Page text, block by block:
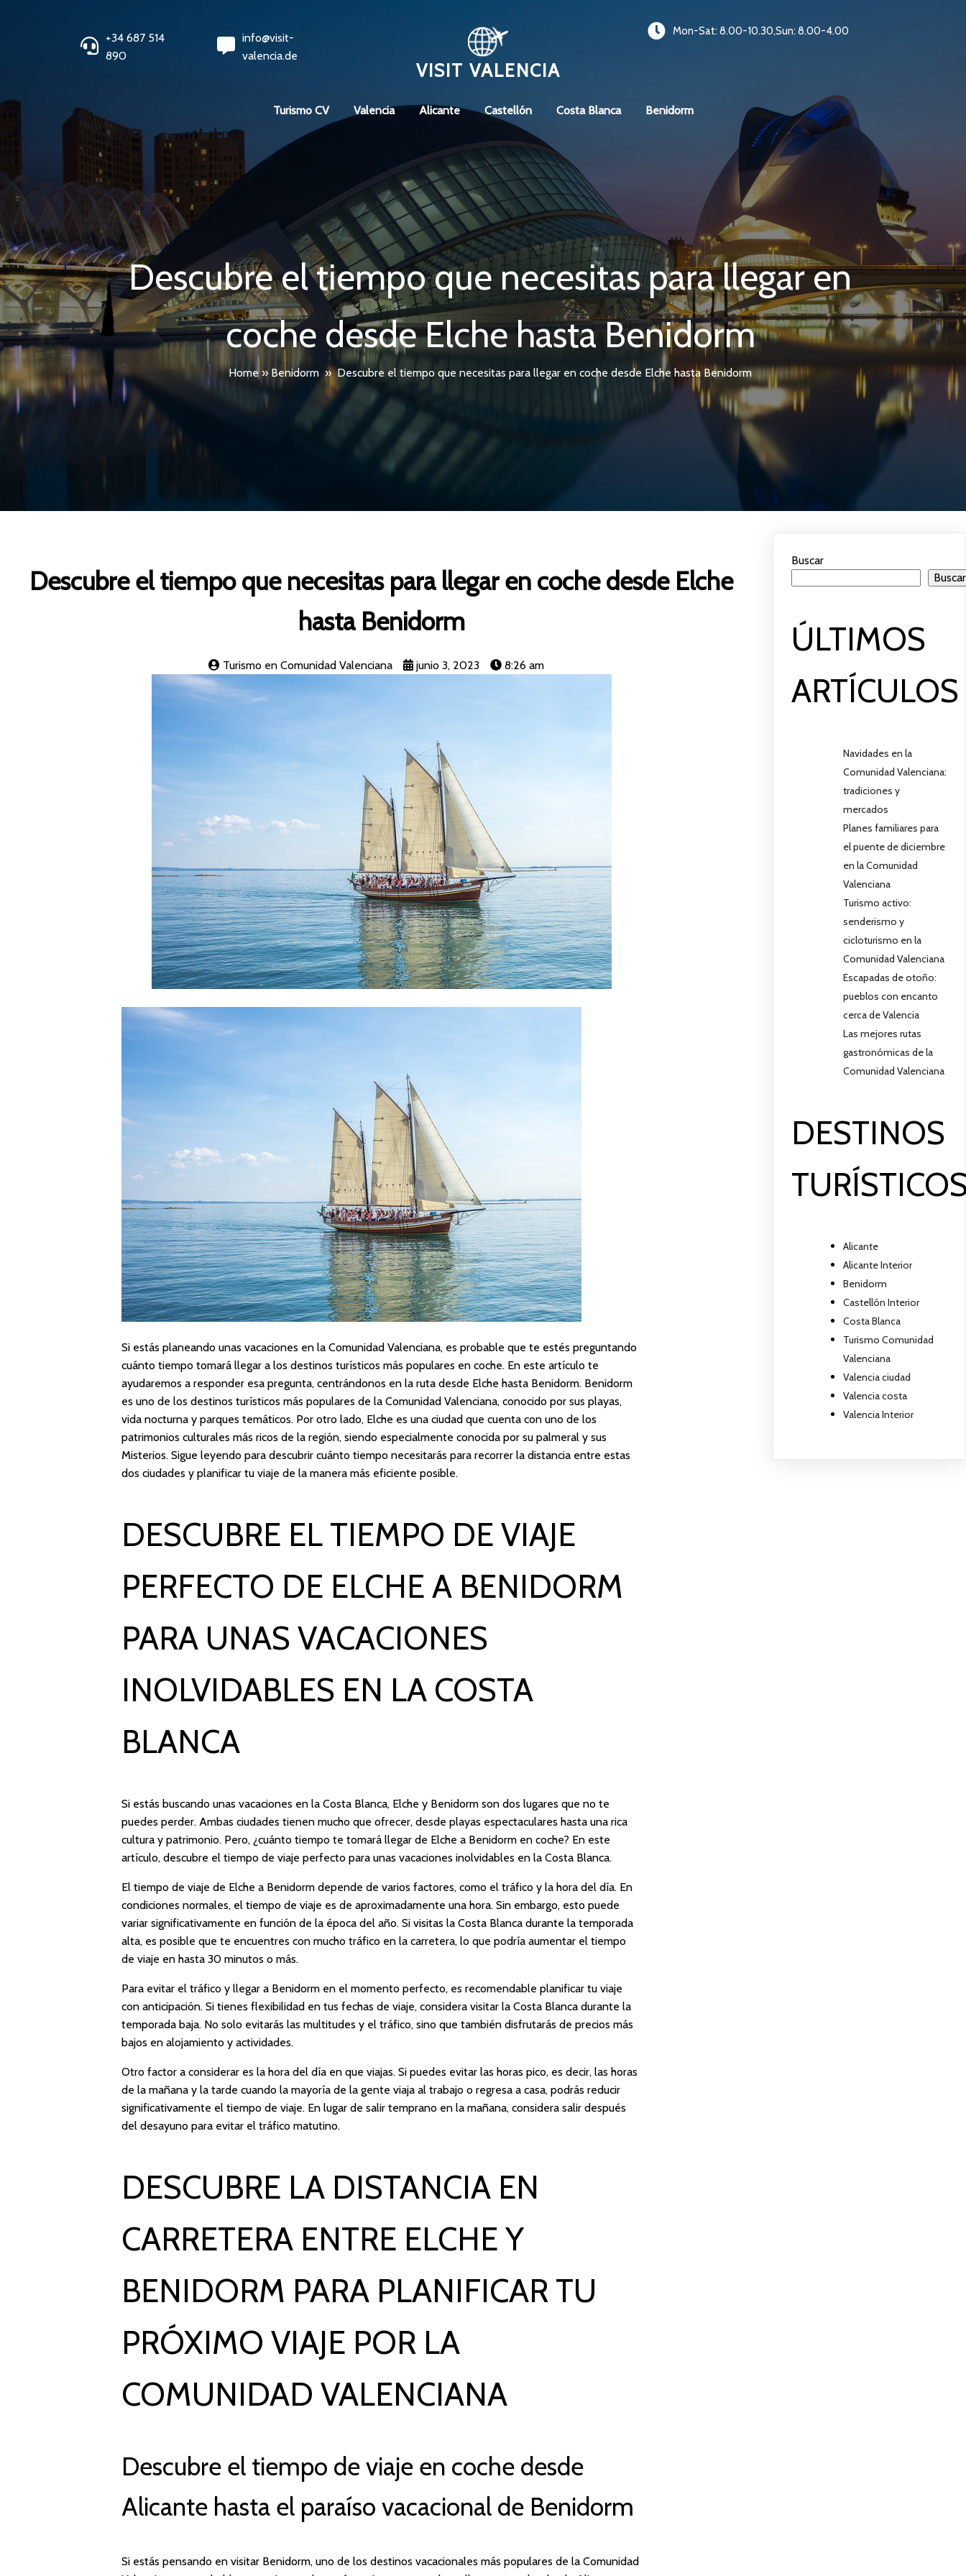
+34 687 514
890
info@visit-
valencia.de
VISIT VALENCIA
Mon-Sat: 8.00-10.30,Sun: 8.00-4.00
Turismo CV Valencia Alicante Castellón Costa Blanca Benidorm
Descubre el tiempo que necesitas para llegar en
coche desde Elche hasta Benidorm
Home» Benidorm » Descubre el tiempo que necesitas para llegar en coche desde Elche hasta Benidorm
Descubre el tiempo que necesitas para llegar en coche desde Elche
hasta Benidorm
Turismo en Comunidad Valenciana junio 3, 2023 8:26 am
Si estás planeando unas vacaciones en la Comunidad Valenciana, es probable que te estés preguntando
cuánto tiempo tomará llegar a los destinos turísticos más populares en coche. En este artículo te
ayudaremos a responder esa pregunta, centrándonos en la ruta desde Elche hasta Benidorm. Benidorm
es uno de los destinos turísticos más populares de la Comunidad Valenciana, conocido por sus playas,
vida nocturna y parques temáticos. Por otro lado, Elche es una ciudad que cuenta con uno de los
patrimonios culturales más ricos de la región, siendo especialmente conocida por su palmeral y sus
Misterios. Sigue leyendo para descubrir cuánto tiempo necesitarás para recorrer la distancia entre estas
dos ciudades y planificar tu viaje de la manera más eficiente posible.
DESCUBRE EL TIEMPO DE VIAJE
PERFECTO DE ELCHE A BENIDORM
PARA UNAS VACACIONES
INOLVIDABLES EN LA COSTA
BLANCA
Si estás buscando unas vacaciones en la Costa Blanca, Elche y Benidorm son dos lugares que no te
puedes perder. Ambas ciudades tienen mucho que ofrecer, desde playas espectaculares hasta una rica
cultura y patrimonio. Pero, ¿cuánto tiempo te tomará llegar de Elche a Benidorm en coche? En este
artículo, descubre el tiempo de viaje perfecto para unas vacaciones inolvidables en la Costa Blanca.
El tiempo de viaje de Elche a Benidorm depende de varios factores, como el tráfico y la hora del día. En
condiciones normales, el tiempo de viaje es de aproximadamente una hora. Sin embargo, esto puede
variar significativamente en función de la época del año. Si visitas la Costa Blanca durante la temporada
alta, es posible que te encuentres con mucho tráfico en la carretera, lo que podría aumentar el tiempo
de viaje en hasta 30 minutos o más.
Para evitar el tráfico y llegar a Benidorm en el momento perfecto, es recomendable planificar tu viaje
con anticipación. Si tienes flexibilidad en tus fechas de viaje, considera visitar la Costa Blanca durante la
temporada baja. No solo evitarás las multitudes y el tráfico, sino que también disfrutarás de precios más
bajos en alojamiento y actividades.
Otro factor a considerar es la hora del día en que viajas. Si puedes evitar las horas pico, es decir, las horas
de la mañana y la tarde cuando la mayoría de la gente viaja al trabajo o regresa a casa, podrás reducir
significativamente el tiempo de viaje. En lugar de salir temprano en la mañana, considera salir después
del desayuno para evitar el tráfico matutino.
DESCUBRE LA DISTANCIA EN
CARRETERA ENTRE ELCHE Y
BENIDORM PARA PLANIFICAR TU
PRÓXIMO VIAJE POR LA
COMUNIDAD VALENCIANA
Descubre el tiempo de viaje en coche desde
Alicante hasta el paraíso vacacional de Benidorm
Si estás pensando en visitar Benidorm, uno de los destinos vacacionales más populares de la Comunidad
Buscar
Buscar
ÚLTIMOS
ARTÍCULOS
Navidades en la
Comunidad Valenciana:
tradiciones y
mercados
Planes familiares para
el puente de diciembre
en la Comunidad
Valenciana
Turismo activo:
senderismo y
cicloturismo en la
Comunidad Valenciana
Escapadas de otoño:
pueblos con encanto
cerca de Valencia
Las mejores rutas
gastronómicas de la
Comunidad Valenciana
DESTINOS
Alicante
Alicante Interior
Benidorm
Castellón Interior
Costa Blanca
Turismo Comunidad
Valenciana
Valencia ciudad
Valencia costa
Valencia Interior